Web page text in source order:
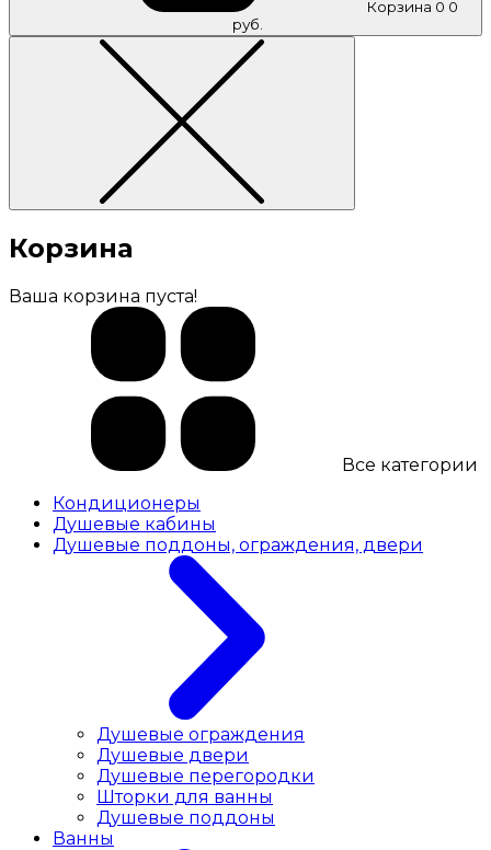
Корзина 0 0
руб.
Корзина
Ваша корзина пуста!
Все категории
Кондиционеры
Душевые кабины
Душевые поддоны, ограждения, двери
Душевые ограждения
Душевые двери
Душевые перегородки
Шторки для ванны
Душевые поддоны
Ванны